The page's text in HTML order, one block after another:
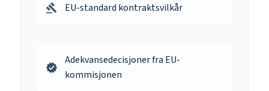
gavel EU-standard kontraktsvilkår
verified
Adekvansedecisjoner fra EU-
kommisjonen